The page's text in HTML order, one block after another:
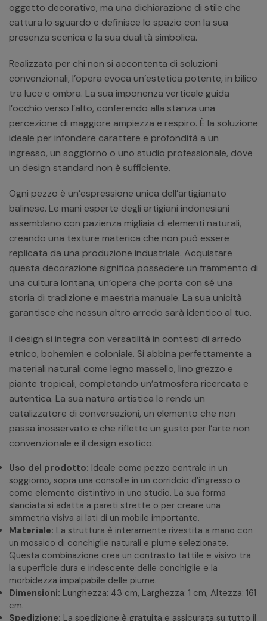
oggetto decorativo, ma una dichiarazione di stile che
cattura lo sguardo e definisce lo spazio con la sua
presenza scenica e la sua dualità simbolica.
Realizzata per chi non si accontenta di soluzioni
convenzionali, l’opera evoca un’estetica potente, in bilico
tra luce e ombra. La sua imponenza verticale guida
l’occhio verso l’alto, conferendo alla stanza una
percezione di maggiore ampiezza e respiro. È la soluzione
ideale per infondere carattere e profondità a un
ingresso, un soggiorno o uno studio professionale, dove
un design standard non è sufficiente.
Ogni pezzo è un’espressione unica dell’artigianato
balinese. Le mani esperte degli artigiani indonesiani
assemblano con pazienza migliaia di elementi naturali,
creando una texture materica che non può essere
replicata da una produzione industriale. Acquistare
questa decorazione significa possedere un frammento di
una cultura lontana, un’opera che porta con sé una
storia di tradizione e maestria manuale. La sua unicità
garantisce che nessun altro arredo sarà identico al tuo.
Il design si integra con versatilità in contesti di arredo
etnico, bohemien e coloniale. Si abbina perfettamente a
materiali naturali come legno massello, lino grezzo e
piante tropicali, completando un’atmosfera ricercata e
autentica. La sua natura artistica lo rende un
catalizzatore di conversazioni, un elemento che non
passa inosservato e che riflette un gusto per l’arte non
convenzionale e il design esotico.
Uso del prodotto: Ideale come pezzo centrale in un
soggiorno, sopra una consolle in un corridoio d’ingresso o
come elemento distintivo in uno studio. La sua forma
slanciata si adatta a pareti strette o per creare una
simmetria visiva ai lati di un mobile importante.
Materiale: La struttura è interamente rivestita a mano con
un mosaico di conchiglie naturali e piume selezionate.
Questa combinazione crea un contrasto tattile e visivo tra
la superficie dura e iridescente delle conchiglie e la
morbidezza impalpabile delle piume.
Dimensioni: Lunghezza: 43 cm, Larghezza: 1 cm, Altezza: 161
cm.
Spedizione: La spedizione è gratuita e assicurata su tutto il